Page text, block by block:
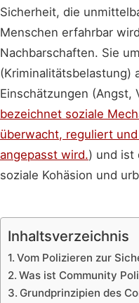
Sicherheit, die
Menschen erfahrbar
Nachbarschaften. Sie
(Kriminalitätsbelastung)
Einschätzungen (Angst,
bezeichnet soziale
überwacht, reguliert
angepasst wird.) und ist
soziale Kohäsion und
Inhaltsverzeichnis
Vom Polizieren zur
Was ist Community
Grundprinzipien des